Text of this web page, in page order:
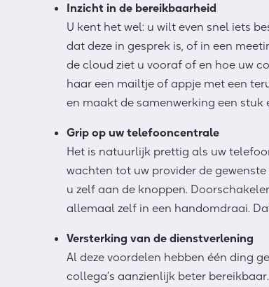
Inzicht in de bereikbaarheid
U kent het wel: u wilt even snel iets
dat deze in gesprek is, of in een
de cloud ziet u vooraf of en hoe uw
haareen mailtje of appje met een
en maakt de samenwerking een stuk
Grip op uw telefooncentrale
Het is natuurlijk prettig als uw
wachten tot uw provider de gewenste
u zelf aan de knoppen. Door
allemaal zelf in een handomdraai. Da
Versterking van de dienstverlening
Al deze voordelen hebben één ding
collega’s aanzienlijk beterbereikbaar.